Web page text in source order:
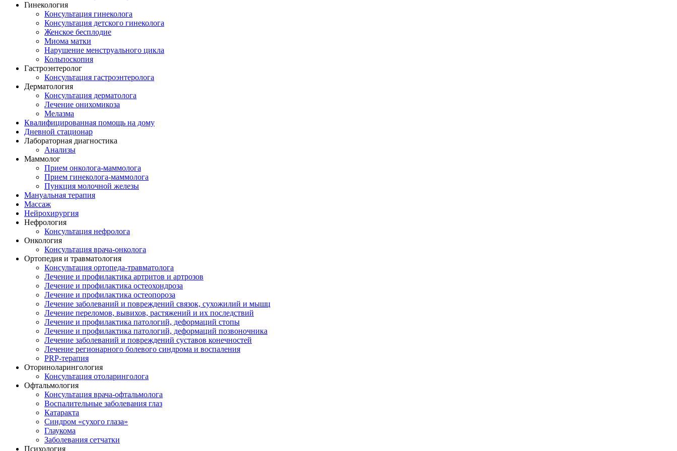
Гинекология
Консультация гинеколога
Консультация детского гинеколога
Женское бесплодие
Миома матки
Нарушение менструального цикла
Кольпоскопия
Гастроэнтеролог
Консультация гастроэнтеролога
Дерматология
Консультация дерматолога
Лечение онихомикоза
Мелазма
Квалифицированная помощь на дому
Дневной стационар
Лабораторная диагностика
Анализы
Маммолог
Прием онколога-маммолога
Прием гинеколога-маммолога
Пункция молочной железы
Мануальная терапия
Массаж
Нейрохирургия
Нефрология
Консультация нефролога
Онкология
Консультация врача-онколога
Ортопедия и травматология
Консультация ортопеда-травматолога
Лечение и профилактика артритов и артрозов
Лечение и профилактика остеохондроза
Лечение и профилактика остеопороза
Лечение заболеваний и повреждений связок, сухожилий и мышц
Лечение переломов, вывихов, растяжений и их последствий
Лечение и профилактика патологий, деформаций стопы
Лечение и профилактика патологий, деформаций позвоночника
Лечение заболеваний и повреждений суставов конечностей
Лечение регионарного болевого синдрома и воспаления
PRP-терапия
Оториноларингология
Консультация отоларинголога
Офтальмология
Консультация врача-офтальмолога
Воспалительные заболевания глаз
Катаракта
Синдром «сухого глаза»
Глаукома
Заболевания сетчатки
Психология